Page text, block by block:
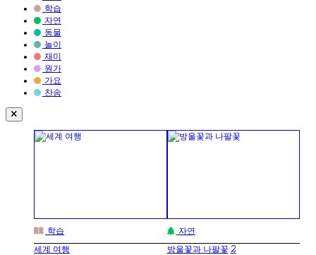
학습
자연
동물
놀이
재미
원가
가요
찬송
학습
세계 여행
자연
방울꽃과 나팔꽃 2